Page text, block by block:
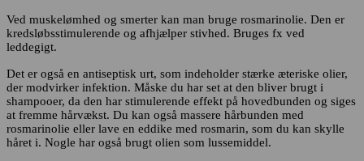
Ved muskelømhed og smerter kan man bruge rosmarinolie. Den er
kredsløbsstimulerende og afhjælper stivhed. Bruges fx ved
leddegigt.
Det er også en antiseptisk urt, som indeholder stærke æteriske olier,
der modvirker infektion. Måske du har set at den bliver brugt i
shampooer, da den har stimulerende effekt på hovedbunden og siges
at fremme hårvækst. Du kan også massere hårbunden med
rosmarinolie eller lave en eddike med rosmarin, som du kan skylle
håret i. Nogle har også brugt olien som lussemiddel.